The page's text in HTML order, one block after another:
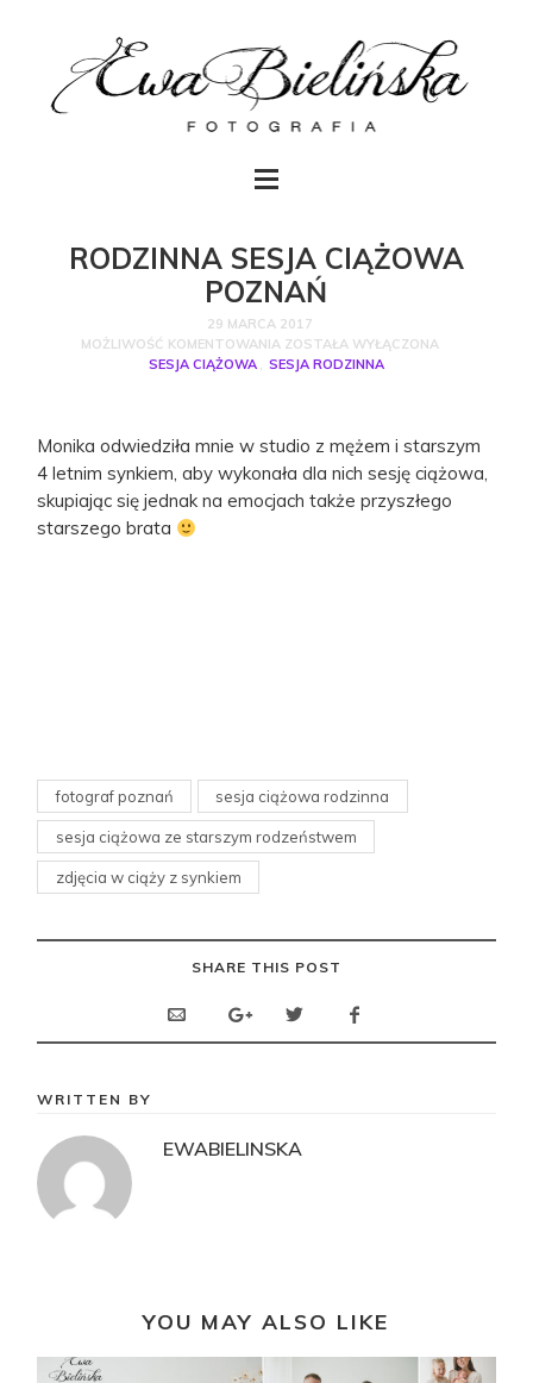
RODZINNA SESJA CIĄŻOWA
POZNAŃ
29 MARCA 2017
MOŻLIWOŚĆ KOMENTOWANIA ZOSTAŁA WYŁĄCZONA
SESJA CIĄŻOWA , SESJA RODZINNA
Monika odwiedziła mnie w studio z mężem i starszym
4 letnim synkiem, aby wykonała dla nich sesję ciążowa,
skupiając się jednak na emocjach także przyszłego
starszego brata
fotograf poznań sesja ciążowa rodzinna
sesja ciążowa ze starszym rodzeństwem
zdjęcia w ciąży z synkiem
SHARE THIS POST
WRITTEN BY
EWABIELINSKA
YOU MAY ALSO LIKE